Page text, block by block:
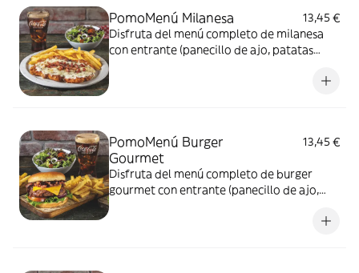
PomoMenú Milanesa
13,45 €
Disfruta del menú completo de milanesa
con entrante (panecillo de ajo, patatas
PomoMenú Burger
Gourmet
13,45 €
Disfruta del menú completo de burger
gourmet con entrante (panecillo de ajo,